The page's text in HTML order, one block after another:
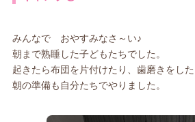
みんなで おやすみなさ～い♪
朝まで熟睡した子どもたちでした。
起きたら布団を片付けたり、歯磨きをし
朝の準備も自分たちでやりました。